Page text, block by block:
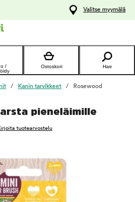
Valitse myymälä
/
Ostoskori Hae
Kanin tarvikkeet
Rosewood
pieneläimille
tuotearvostelu